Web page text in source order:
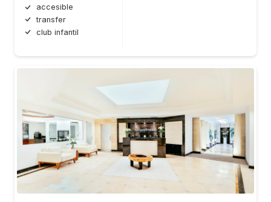
accesible
transfer
club infantil